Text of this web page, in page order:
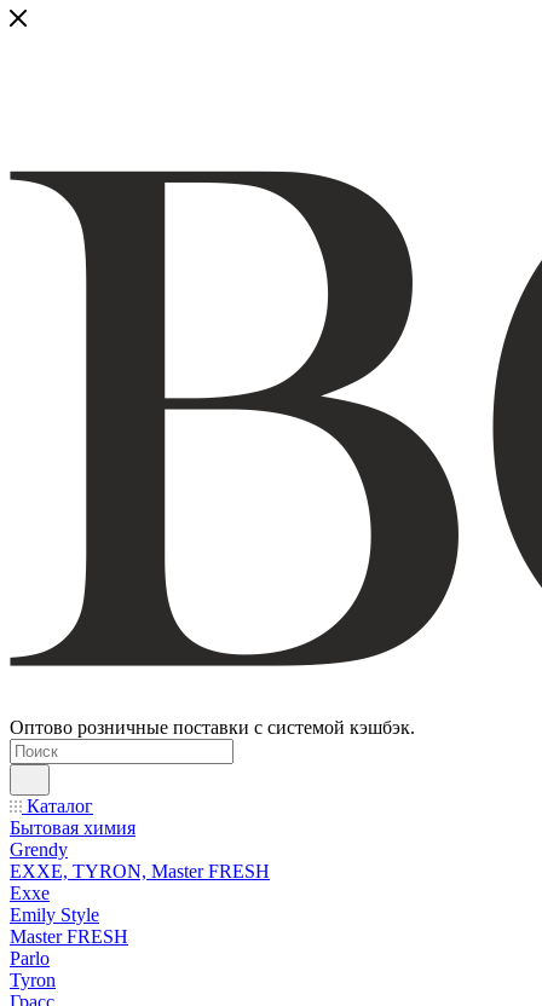
Оптово розничные поставки с системой кэшбэк.
Каталог
Бытовая химия
Grendy
EXXE, TYRON, Master FRESH
Exxe
Emily Style
Master FRESH
Parlo
Tyron
Грасс